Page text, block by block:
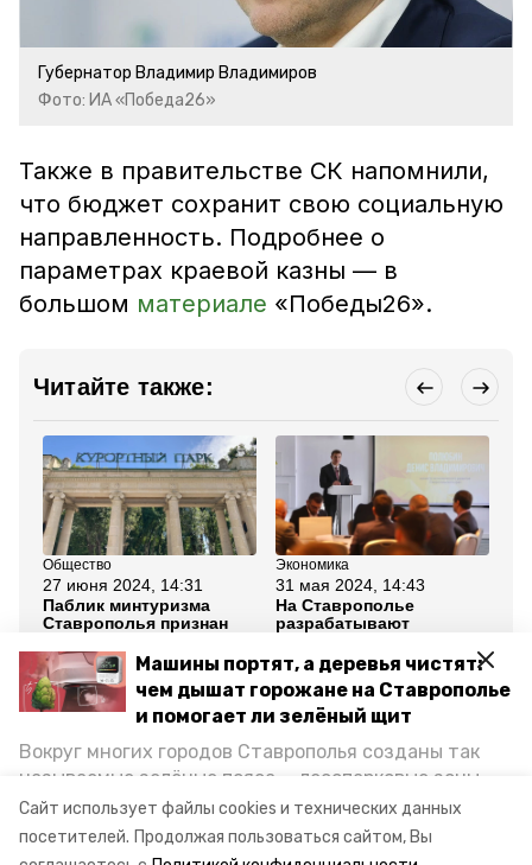
Сайт использует файлы cookies и технических данных
посетителей. Продолжая пользоваться сайтом, Вы
Машины портят, а деревья чистят:
чем дышат горожане на Ставрополье
и помогает ли зелёный щит
Вокруг многих городов Ставрополья созданы так
называемые зелёные пояса — лесопарковые зоны,
снижающие негативное воздействие выхлопных
газов на атмосферу. Справляются ли они с
постоянно растущим потоком автотранспорта и
Губернатор Владимир Владимиров
Фото: ИА «Победа26»
Также в правительстве СК напомнили,
что бюджет сохранит свою социальную
направленность. Подробнее о
параметрах краевой казны — в
большом материале «Победы26».
Читайте также:
Общество
27 июня 2024, 14:31
Паблик минтуризма
Ставрополья признан
интересных в России
Экономика
31 мая 2024, 14:43
На Ставрополье
разрабатывают
экспорта в СКФО
Все новости
ставрополье социальная направленность